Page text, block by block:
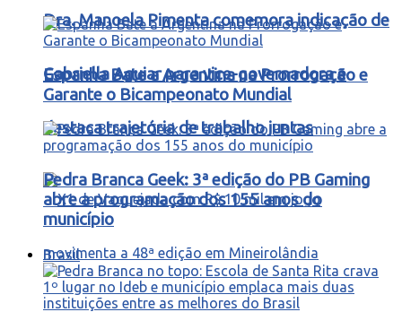
Dra. Manoela Pimenta comemora indicação de
Gabriella Aguiar para vice-governadora e
destaca trajetória de trabalho juntas
Espanha Bate a Argentina na Prorrogação e
Garante o Bicampeonato Mundial
Pedra Branca Geek: 3ª edição do PB Gaming
abre a programação dos 155 anos do
município
Brasil